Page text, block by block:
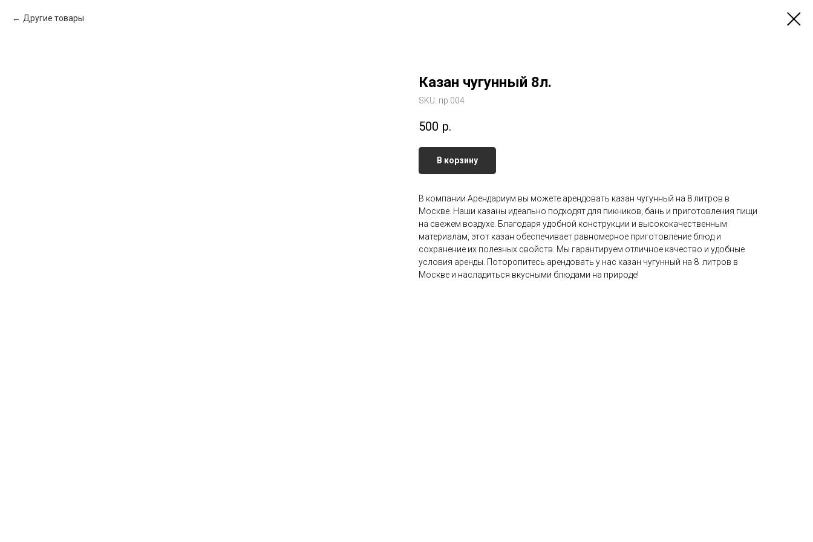
Другие товары
Казан чугунный 8л.
SKU: пр 004
500 р.
В корзину
В компании Арендариум вы можете арендовать казан чугунный на 8 литров в
Москве. Наши казаны идеально подходят для пикников, бань и приготовления пищи
на свежем воздухе. Благодаря удобной конструкции и высококачественным
материалам, этот казан обеспечивает равномерное приготовление блюд и
сохранение их полезных свойств. Мы гарантируем отличное качество и удобные
условия аренды. Поторопитесь арендовать у нас казан чугунный на 8 литров в
Москве и насладиться вкусными блюдами на природе!